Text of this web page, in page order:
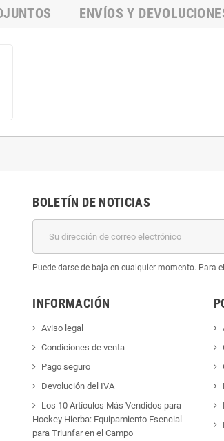
ENVÍOS Y
BOLETÍN DE NOTICIAS
Puede darse de baja en cualquier momento. Para
INFORMACIÓN
Aviso legal
Condiciones de venta
Pago seguro
Devolución del IVA
Los 10 Artículos Más Vendidos para
Hockey Hierba: Equipamiento Esencial
para Triunfar en el Campo